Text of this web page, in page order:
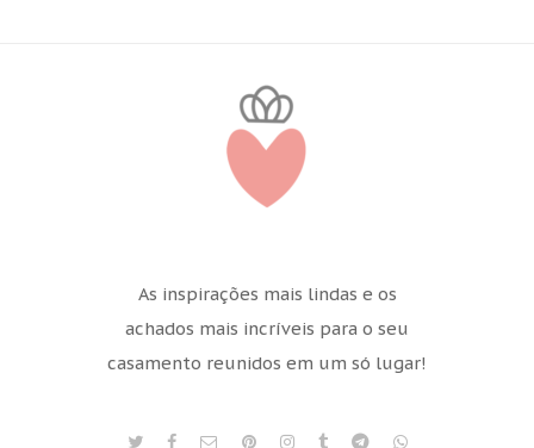
As inspirações mais lindas e os
achados mais incríveis para o seu
casamento reunidos em um só lugar!